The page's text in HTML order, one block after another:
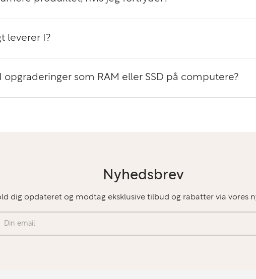
leverer I?
opgraderinger som RAM eller SSD på computere?
Nyhedsbrev
dig opdateret og modtag eksklusive tilbud og rabatter via vores